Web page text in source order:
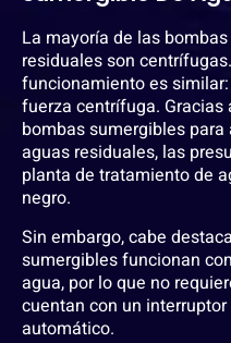
La mayoría de las
residuales son
funcionamiento es
fuerza centrífuga.
bombas sumergibles
aguas residuales, las
planta de tratamiento de
negro.
Sin embargo, cabe
sumergibles funcionan
agua, por lo que no
cuentan con un
automático.